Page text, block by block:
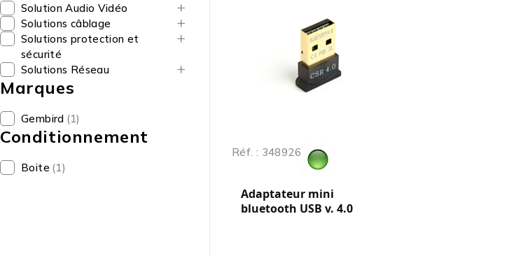
Solution Audio Vidéo
Solutions câblage
Solutions protection et
sécurité
Solutions Réseau
Marques
Gembird (1)
Conditionnement
Boite (1)
Réf. : 348926
Adaptateur mini
bluetooth USB v. 4.0